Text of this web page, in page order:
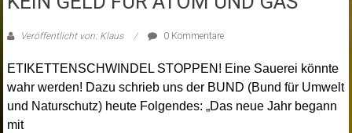
Veröffentlicht von: Klaus 0 Kommentare
ETIKETTENSCHWINDEL STOPPEN! Eine Sauerei könnte
wahr werden! Dazu schrieb uns der BUND (Bund für Umwelt
und Naturschutz) heute Folgendes: „Das neue Jahr begann
mit